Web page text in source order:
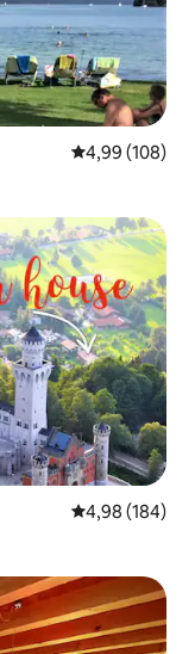
4,99 av 5 i
4,99 (108)
4,98 av 5 i
4,98 (184)